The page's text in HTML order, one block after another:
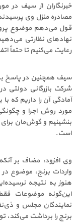
خبرنگاران از سیف در
مصادره منزل وی
قول می‌دهم موضوع
نهادهای نظارتی
رعایت می‌کنیم تا حتماً‌
سیف همچنین در پاسخ به
شرکت بازرگانی دولتی
آمادگی آن را داریم که
مورد روش اجرا و
بنشینیم و گوش‌مان برای
است.
وی افزود: مضاف بر
واردات برنج، موضوع
هنوز به نتیجه
این‌گونه موضوعات
نمایندگان مجلس و
برنج را برداشت می‌کند،